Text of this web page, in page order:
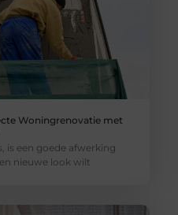
Woningrenovatie met
is een goede afwerking
nieuwe look wilt